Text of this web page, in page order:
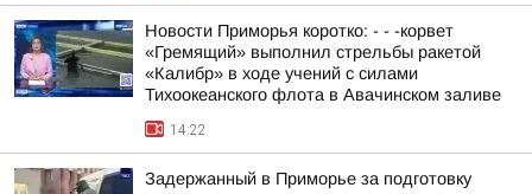
Новости Приморья коротко: - - -корвет
«Гремящий» выполнил стрельбы ракетой
«Калибр» в ходе учений с силами
Тихоокеанского флота в Авачинском заливе
14:22
Задержанный в Приморье за подготовку